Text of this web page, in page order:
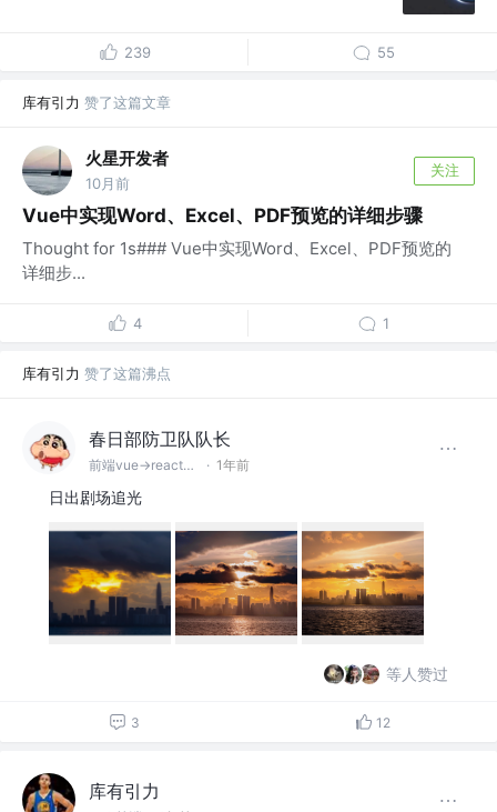
239 55
库有引力 赞了这篇文章
火星开发者
10月前
关注
Vue中实现Word、Excel、PDF预览的详细步骤
Thought for 1s### Vue中实现Word、Excel、PDF预览的
详细步...
4 1
库有引力 赞了这篇沸点
春日部防卫队队长
前端vue->react选手 · 1年前
日出剧场追光
等人赞过
3 12
库有引力